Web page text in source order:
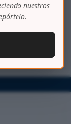
publicar un
nuestros